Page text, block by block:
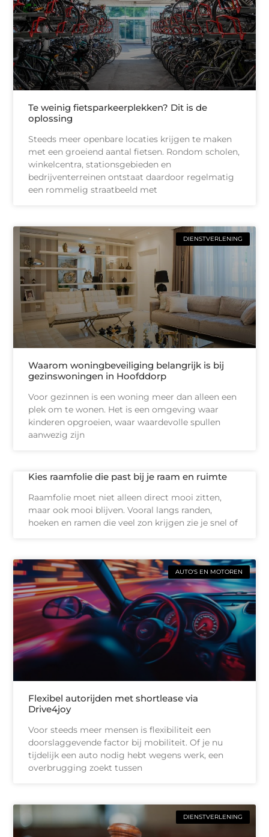
Te weinig fietsparkeerplekken? Dit is de
oplossing
Steeds meer openbare locaties krijgen te maken
met een groeiend aantal fietsen. Rondom scholen,
winkelcentra, stationsgebieden en
bedrijventerreinen ontstaat daardoor regelmatig
een rommelig straatbeeld met
DIENSTVERLENING
Waarom woningbeveiliging belangrijk is bij
gezinswoningen in Hoofddorp
Voor gezinnen is een woning meer dan alleen een
plek om te wonen. Het is een omgeving waar
kinderen opgroeien, waar waardevolle spullen
aanwezig zijn
Kies raamfolie die past bij je raam en ruimte
Raamfolie moet niet alleen direct mooi zitten,
maar ook mooi blijven. Vooral langs randen,
hoeken en ramen die veel zon krijgen zie je snel of
AUTO'S EN MOTOREN
Flexibel autorijden met shortlease via
Drive4joy
Voor steeds meer mensen is flexibiliteit een
doorslaggevende factor bij mobiliteit. Of je nu
tijdelijk een auto nodig hebt wegens werk, een
overbrugging zoekt tussen
DIENSTVERLENING